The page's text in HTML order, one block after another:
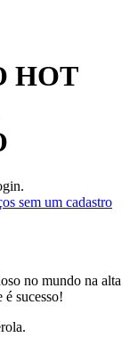
HOT
sem um cadastro
no mundo na alta
é sucesso!